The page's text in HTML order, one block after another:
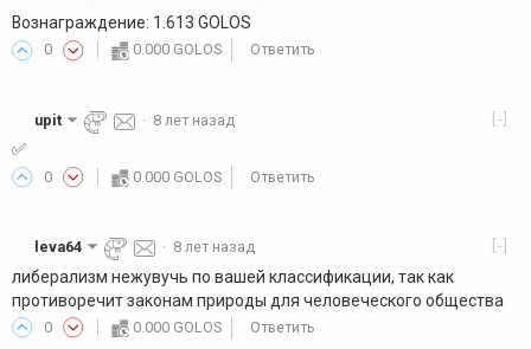
Вознаграждение: 1.613 GOLOS
0 0.000 GOLOS Ответить
[-]
upit · 8 лет назад
✅
0 0.000 GOLOS Ответить
[-]
leva64 · 8 лет назад
либерализм нежувучь по вашей классификации, так как
противоречит законам природы для человеческого общества
0 0.000 GOLOS Ответить